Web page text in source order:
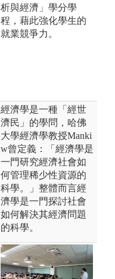
析與經濟」學分學
程，藉此強化學生的
就業競爭力。
經濟學是一種「經世
濟民」的學問，哈佛
大學經濟學教授Manki
w曾定義：「經濟學是
一門研究經濟社會如
何管理稀少性資源的
科學。」整體而言經
濟學是一門探討社會
如何解決其經濟問題
的科學。